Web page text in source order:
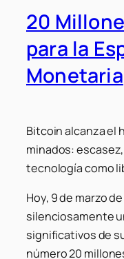
20
para la
Monetaria
Bitcoin alcanza el
minados:
tecnología como
Hoy, 9 de marzo
silenciosamente
significativos de
número 20